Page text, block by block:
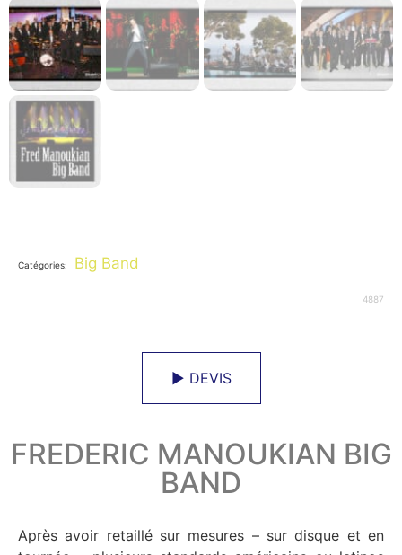
Catégories: Big Band
4887
► DEVIS
FREDERIC MANOUKIAN BIG
BAND
Après avoir retaillé sur mesures – sur disque et en